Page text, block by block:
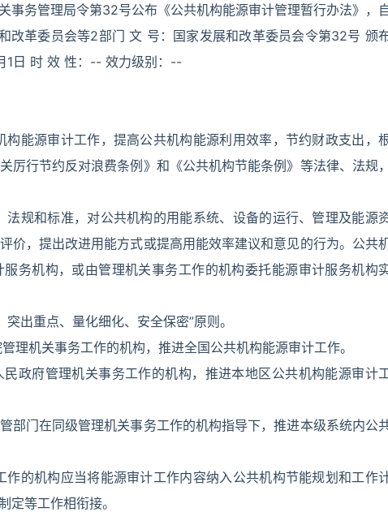
事务管理局令第32号公布《公共机构能源审计管理暂行办法》，
改革委员会等2部门 文 号：国家发展和改革委员会令第32号 颁
1日 时 效 性：-- 效力级别：--
能源审计工作，提高公共机构能源利用效率，节约财政支出，
厉行节约反对浪费条例》和《公共机构节能条例》等法律、法规，
规和标准，对公共机构的用能系统、设备的运行、管理及能源
价，提出改进用能方式或提高用能效率建议和意见的行为。公共
务机构，或由管理机关事务工作的机构委托能源审计服务机构
出重点、量化细化、安全保密”原则。
理机关事务工作的机构，推进全国公共机构能源审计工作。
政府管理机关事务工作的机构，推进本地区公共机构能源审计
部门在同级管理机关事务工作的机构指导下，推进本级系统内公
的机构应当将能源审计工作内容纳入公共机构节能规划和工作
定等工作相衔接。